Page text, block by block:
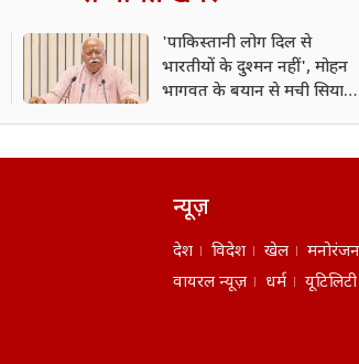
'पाकिस्तानी लोग दिल से
भारतीयों के दुश्मन नहीं', मोहन
भागवत के बयान से मची सियासी
न्यूज़
देश विदेश खेल मनोरंजन
वायरल न्यूज़
धर्म यूटिलिटी